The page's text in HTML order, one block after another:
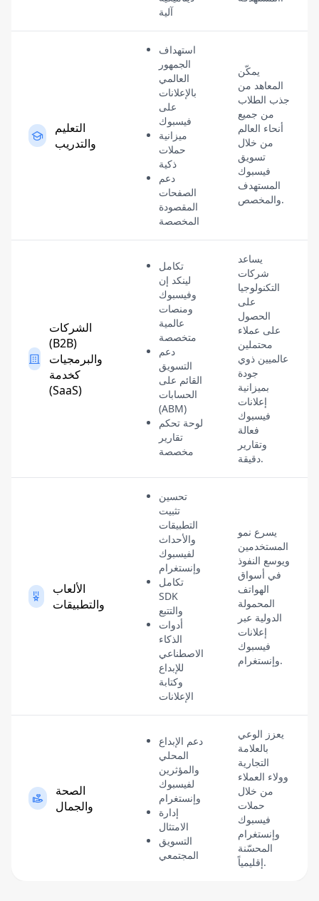
آلية
التعليم
والتدريب
استهداف
الجمهور
العالمي
بالإعلانات
على
فيسبوك
ميزانية
حملات
ذكية
دعم
الصفحات
المقصودة
المخصصة
يمكّن
المعاهد من
جذب الطلاب
من جميع
أنحاء العالم
من خلال
تسويق
فيسبوك
المستهدف
والمخصص.
الشركات
(B2B)
والبرمجيات
كخدمة
(SaaS)
تكامل
لينكد إن
وفيسبوك
ومنصات
عالمية
متخصصة
دعم
التسويق
القائم على
الحسابات
(ABM)
لوحة تحكم
تقارير
مخصصة
يساعد
شركات
التكنولوجيا
على
الحصول
على عملاء
محتملين
عالميين ذوي
جودة
بميزانية
إعلانات
فيسبوك
فعالة
وتقارير
دقيقة.
الألعاب
والتطبيقات
تحسين
تثبيت
التطبيقات
والأحداث
لفيسبوك
وإنستغرام
تكامل
SDK
والتتبع
أدوات
الذكاء
الاصطناعي
للإبداع
وكتابة
الإعلانات
يسرع نمو
المستخدمين
ويوسع النفوذ
في أسواق
الهواتف
المحمولة
الدولية عبر
إعلانات
فيسبوك
وإنستغرام.
الصحة
والجمال
دعم الإبداع
المحلي
والمؤثرين
لفيسبوك
وإنستغرام
إدارة
الامتثال
التسويق
المجتمعي
يعزز الوعي
بالعلامة
التجارية
وولاء العملاء
من خلال
حملات
فيسبوك
وإنستغرام
المحسّنة
إقليمياً.